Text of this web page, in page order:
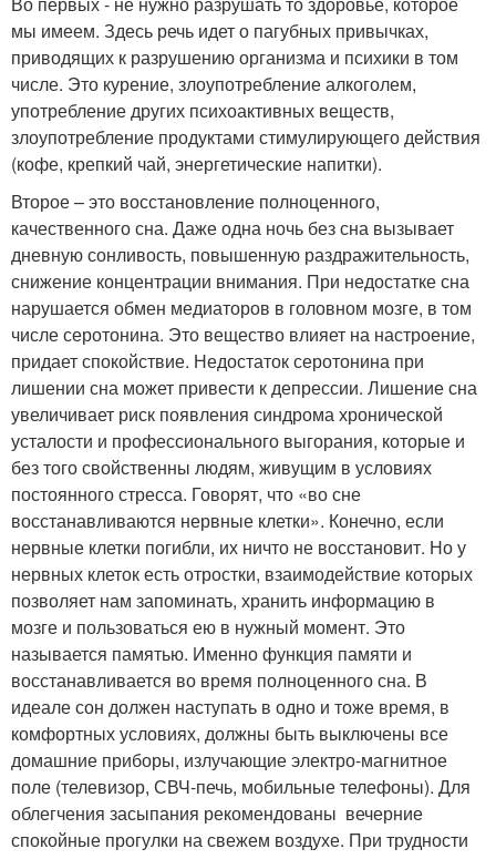
мы имеем. Здесь речь идет о пагубных привычках,
приводящих к разрушению организма и психики в том
числе. Это курение, злоупотребление алкоголем,
употребление других психоактивных веществ,
злоупотребление продуктами стимулирующего действия
(кофе, крепкий чай, энергетические напитки).
Второе – это восстановление полноценного,
качественного сна. Даже одна ночь без сна вызывает
дневную сонливость, повышенную раздражительность,
снижение концентрации внимания. При недостатке сна
нарушается обмен медиаторов в головном мозге, в том
числе серотонина. Это вещество влияет на настроение,
придает спокойствие. Недостаток серотонина при
лишении сна может привести к депрессии. Лишение сна
увеличивает риск появления синдрома хронической
усталости и профессионального выгорания, которые и
без того свойственны людям, живущим в условиях
постоянного стресса. Говорят, что «во сне
восстанавливаются нервные клетки». Конечно, если
нервные клетки погибли, их ничто не восстановит. Но у
нервных клеток есть отростки, взаимодействие которых
позволяет нам запоминать, хранить информацию в
мозге и пользоваться ею в нужный момент. Это
называется памятью. Именно функция памяти и
восстанавливается во время полноценного сна. В
идеале сон должен наступать в одно и тоже время, в
комфортных условиях, должны быть выключены все
домашние приборы, излучающие электро-магнитное
поле (телевизор, СВЧ-печь, мобильные телефоны). Для
облегчения засыпания рекомендованы вечерние
спокойные прогулки на свежем воздухе. При трудности